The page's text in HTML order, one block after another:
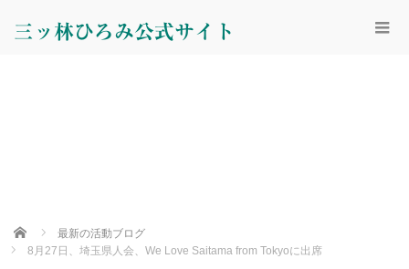
三ッ林ひろみ公式サイト
Home
最新の活動ブログ
8月27日、埼玉県人会、We Love Saitama from Tokyoに出席